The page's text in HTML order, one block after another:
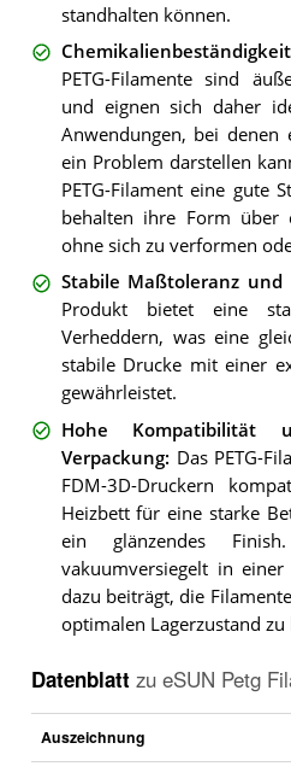
standhalten können.
PETG-Filamente sind
und eignen sich daher
Anwendungen, bei denen
ein Problem darstellen
PETG-Filament eine gute
behalten ihre Form über
ohne sich zu verformen
Stabile Maßtoleranz und
Produkt bietet eine
Verheddern, was eine
stabile Drucke mit einer
gewährleistet.
Hohe Kompatibilität
Verpackung: Das PETG-
FDM-3D-Druckern
Heizbett für eine starke
ein glänzendes
vakuumversiegelt in
dazu beiträgt, die
optimalen Lagerzustand zu
Datenblatt zu eSUN Petg
Auszeichnung